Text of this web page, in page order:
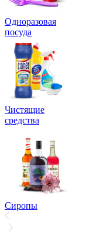
Одноразовая
посуда
Чистящие
средства
Сиропы